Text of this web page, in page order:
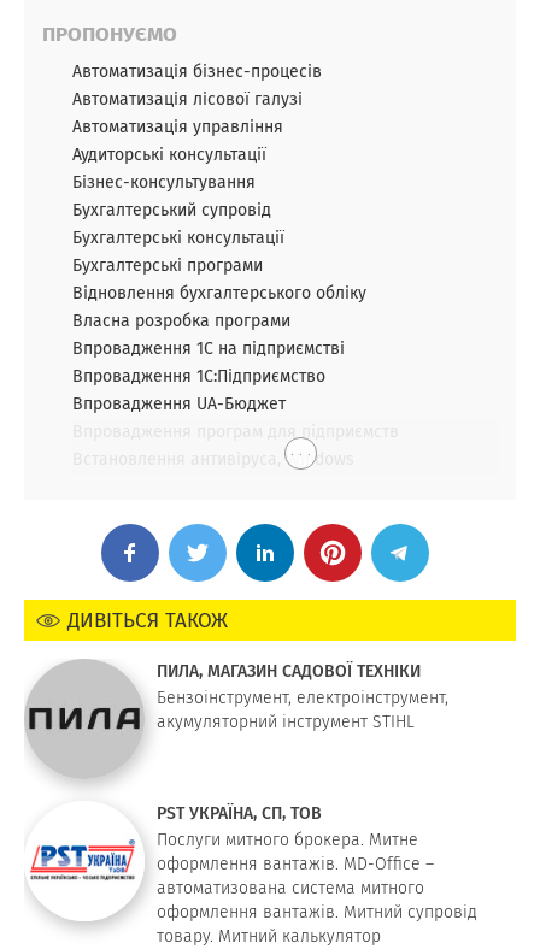
ПРОПОНУЄМО
Автоматизація бізнес-процесів
Автоматизація лісової галузі
Автоматизація управління
Аудиторські консультації
Бізнес-консультування
Бухгалтерський супровід
Бухгалтерські консультації
Бухгалтерські програми
Відновлення бухгалтерського обліку
Власна розробка програми
Впровадження 1С на підприємстві
Впровадження 1С:Підприємство
Впровадження UA-Бюджет
Встановлення антивіруса, Windows
. . .
ДИВІТЬСЯ ТАКОЖ
ПИЛА, МАГАЗИН САДОВОЇ ТЕХНІКИ
Бензоінструмент, електроінструмент,
акумуляторний інструмент STIHL
PST УКРАЇНА, СП, ТОВ
Послуги митного брокера. Митне
оформлення вантажів. MD-Office –
автоматизована система митного
оформлення вантажів. Митний супровід
товару. Митний калькулятор